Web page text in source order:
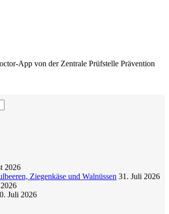
App von der Zentrale Prüfstelle Prävention
2026
Ziegenkäse und Walnüssen 31. Juli 2026
Juli 2026